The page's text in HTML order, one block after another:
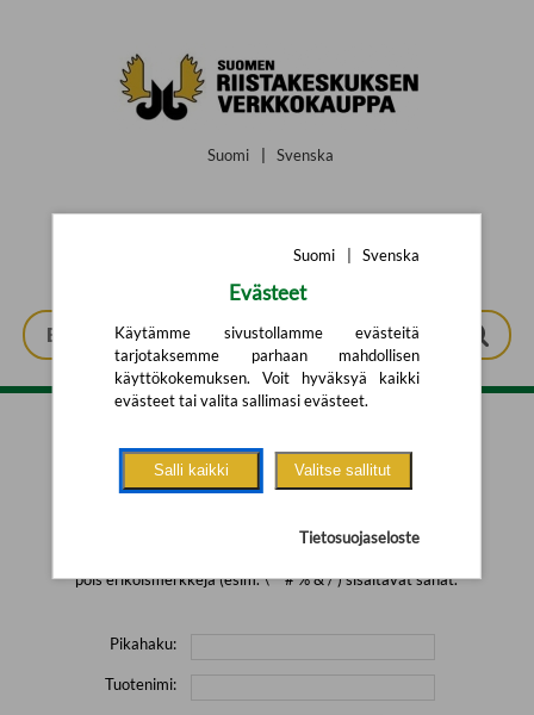
Suomi Svenska
Tarkennettu haku
pois erikoismerkkejä (esim. \' " # % & / ) sisältävät sanat.
Pikahaku:
Tuotenimi:
Suomi Svenska
Evästeet
Käytämme sivustollamme evästeitä
tarjotaksemme parhaan mahdollisen
käyttökokemuksen. Voit hyväksyä kaikki
evästeet tai valita sallimasi evästeet.
Salli kaikki Valitse sallitut
Tietosuojaseloste